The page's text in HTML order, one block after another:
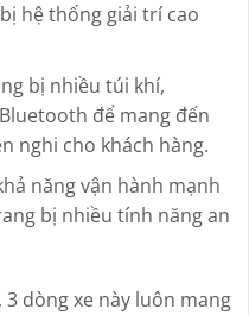
hệ thống giải trí cao
bị nhiều túi khí,
để mang đến
nghi cho khách hàng.
năng vận hành mạnh
bị nhiều tính năng an
dòng xe này luôn mang